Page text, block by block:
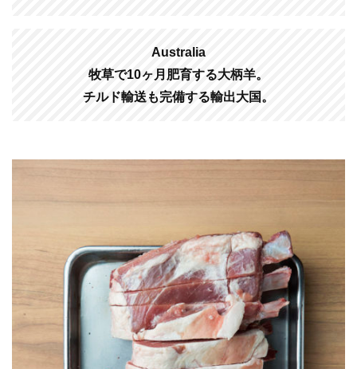
Australia
牧草で10ヶ月肥育する大柄羊。
チルド輸送も完備する輸出大国。